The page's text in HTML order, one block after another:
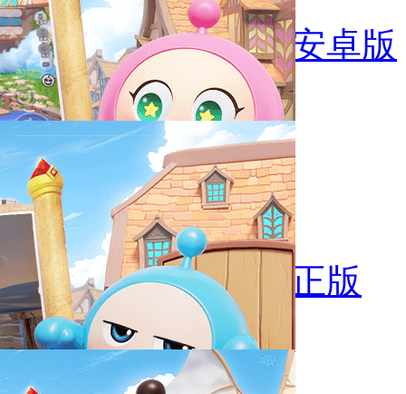
疯狂后空翻官网安卓版
给猫梳毛模拟器正版